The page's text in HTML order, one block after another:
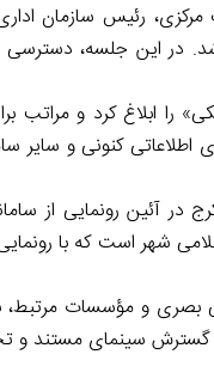
رئیس سازمان
در این جلسه، دسترسی
را ابلاغ کرد و
اطلاعاتی کنونی و
آئین رونمایی از
شهر است که با
امور سینمایی و سمعی بصری
خبرآنلاین، این جدول شامل برنامه و